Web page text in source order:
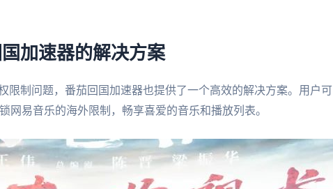
加速器的解决方案
限制问题，番茄回国加速器也提供了一个高效的解决方案。用户可
网易音乐的海外限制，畅享喜爱的音乐和播放列表。